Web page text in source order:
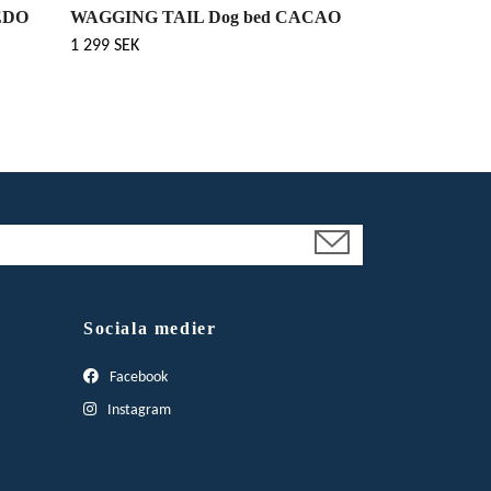
WAGGING TAIL Dog bed CACAO
1 299 SEK
Sociala medier
Facebook
Instagram